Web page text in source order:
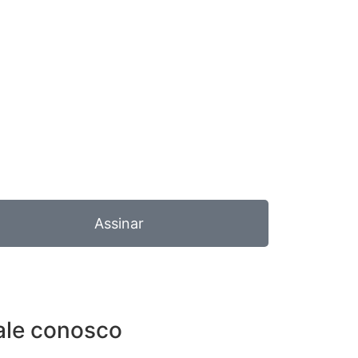
Assinar
conosco